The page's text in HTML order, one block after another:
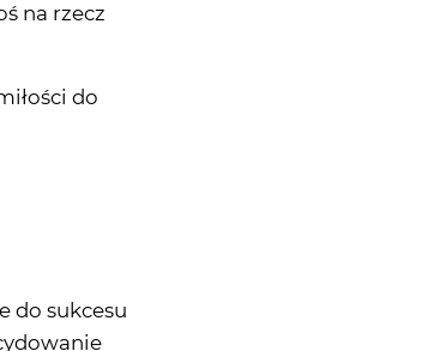
na rzecz
do
do sukcesu